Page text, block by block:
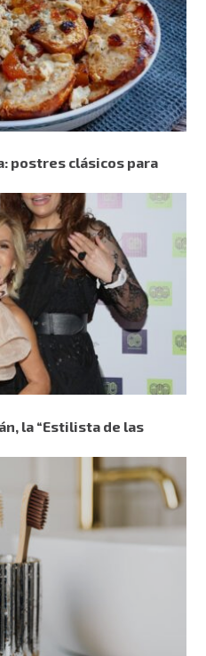
postres clásicos para
la “Estilista de las